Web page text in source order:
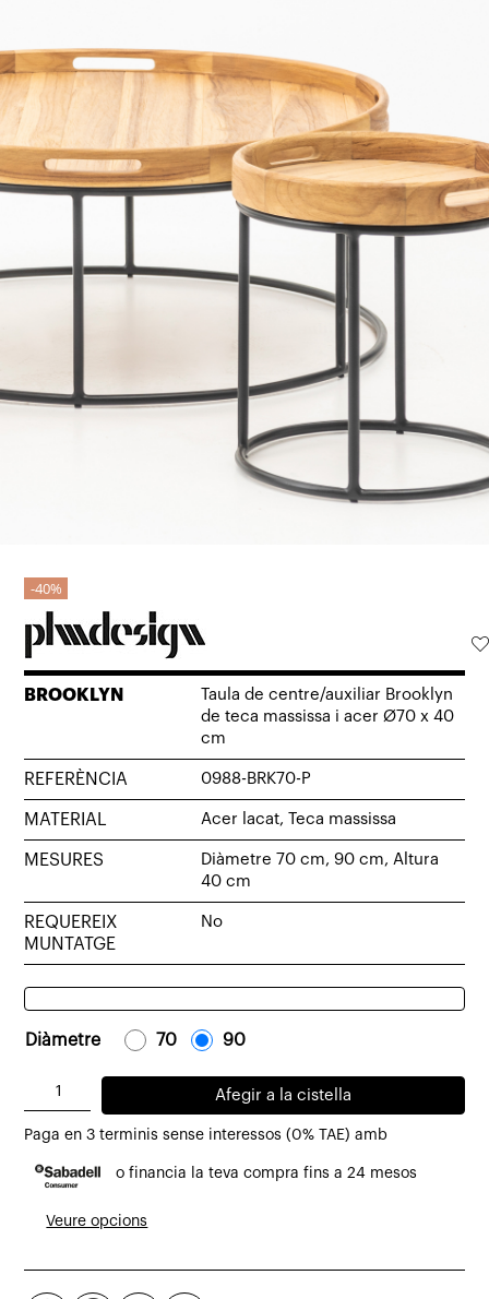
40%
BROOKLYN
Taula de centre/auxiliar Brooklyn
de teca massissa i acer Ø70 x 40
cm
REFERÈNCIA 0988-BRK70-P
MATERIAL Acer lacat, Teca massissa
MESURES
Diàmetre 70 cm, 90 cm, Altura
40 cm
REQUEREIX
MUNTATGE
No
Diàmetre 70 90
quantitat
Taula
de
de
teca
Afegir a la cistella
Paga en 3 terminis sense interessos (0% TAE) amb
o financia la teva compra fins a 24 mesos
Veure opcions